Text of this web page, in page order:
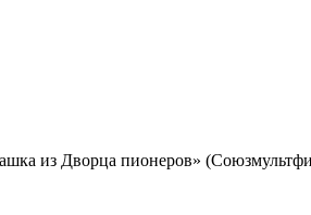
из Дворца пионеров»